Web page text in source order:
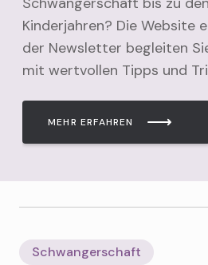
Kinderjahren? Die Website
der Newsletter begleiten
mit wertvollen Tipps und
MEHR ERFAHREN
Schwangerschaft